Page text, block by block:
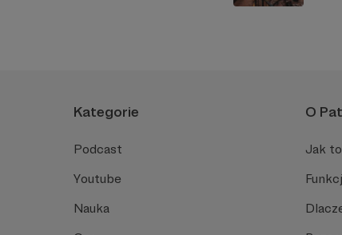
Kategorie
Podcast
Youtube
Nauka
O
Jak to